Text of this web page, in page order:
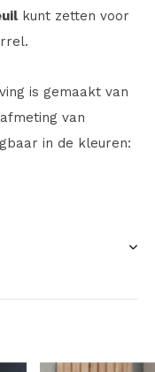
kunt zetten voor
is gemaakt van
van
in de kleuren: